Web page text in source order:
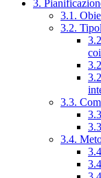
3.
3.1.
3.2.
3.3.
3.4.